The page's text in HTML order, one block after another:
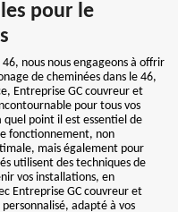
pour le
nous nous engageons à offrir
de cheminées dans le 46,
Entreprise GC couvreur et
pour tous vos
quel point il est essentiel de
fonctionnement, non
mais également pour
utilisent des techniques de
vos installations, en
Entreprise GC couvreur et
adapté à vos